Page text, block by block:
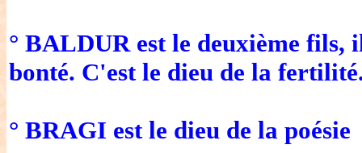
° BALDUR est le deuxième fils,
bonté. C'est le dieu de la
° BRAGI est le dieu de la poésie